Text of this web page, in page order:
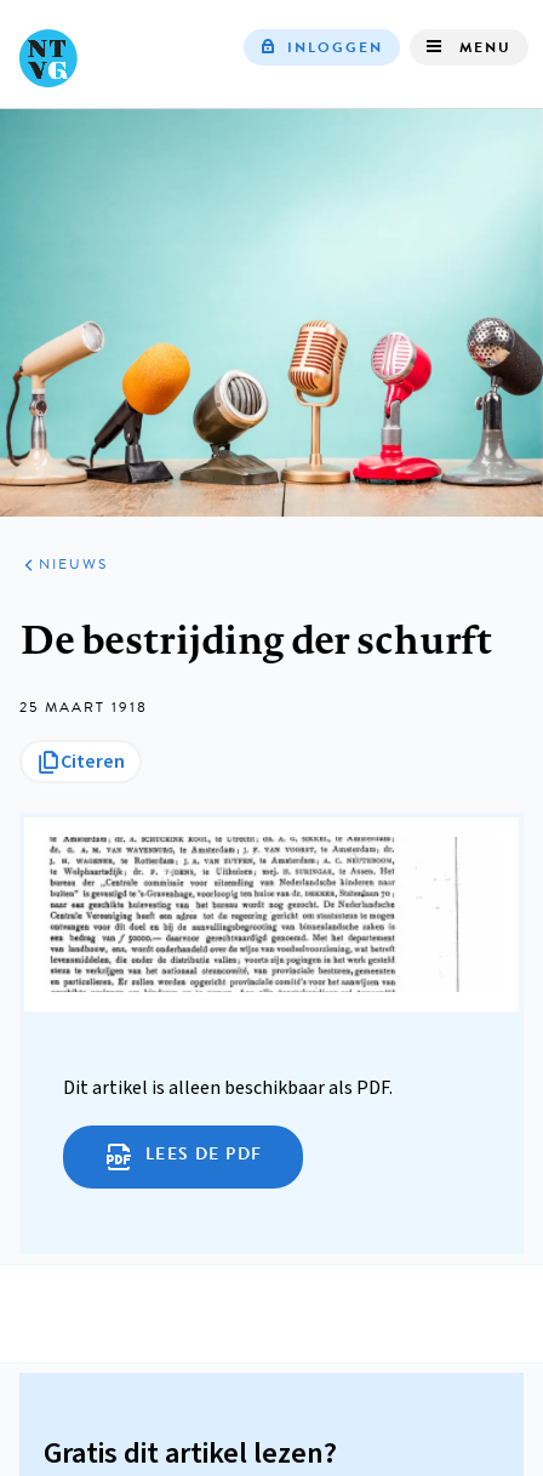
INLOGGEN MENU
ARTIKELEN
HET
KORT
NIEUWS
De bestrijding der schurft
25 MAART 1918
Citeren
Dit artikel is alleen beschikbaar als PDF.
LEES DE PDF
Gratis dit artikel lezen?